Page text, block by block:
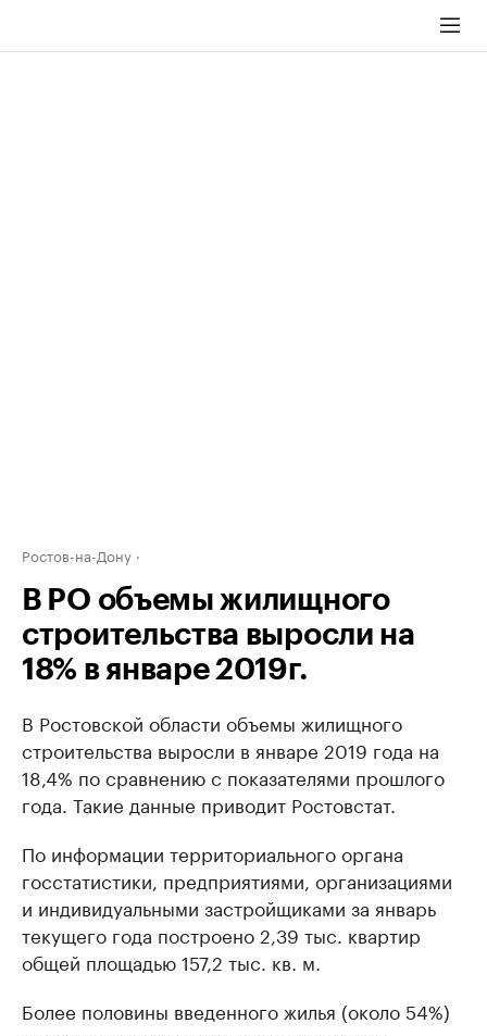
Ростов-на-Дону
В РО объемы жилищного
строительства выросли на
18% в январе 2019г.
В Ростовской области объемы жилищного
строительства выросли в январе 2019 года на
18,4% по сравнению с показателями прошлого
года. Такие данные приводит Ростовстат.
По информации территориального органа
госстатистики, предприятиями, организациями
и индивидуальными застройщиками за январь
текущего года построено 2,39 тыс. квартир
общей площадью 157,2 тыс. кв. м.
Более половины введенного жилья (около 54%)